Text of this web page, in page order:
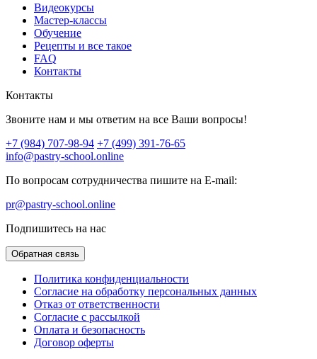
Видеокурсы
Мастер-классы
Обучение
Рецепты и все такое
FAQ
Контакты
Контакты
Звоните нам и мы ответим на все Ваши вопросы!
+7 (984) 707-98-94 +7 (499) 391-76-65
info@pastry-school.online
По вопросам сотрудничества пишите на E-mail:
pr@pastry-school.online
Подпишитесь на нас
Обратная связь
Политика конфиденциальности
Согласие на обработку персональных данных
Отказ от ответственности
Согласие с рассылкой
Оплата и безопасность
Договор оферты